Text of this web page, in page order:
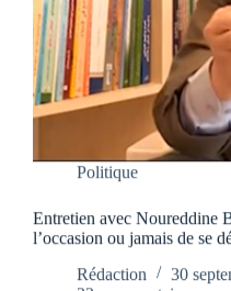
Politique
Entretien avec Noureddine
l’occasion ou jamais de se
Rédaction
30